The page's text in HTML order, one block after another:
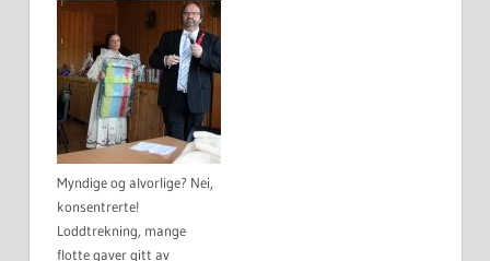
Myndige og alvorlige? Nei,
konsentrerte!
Loddtrekning, mange
flotte gaver gitt av